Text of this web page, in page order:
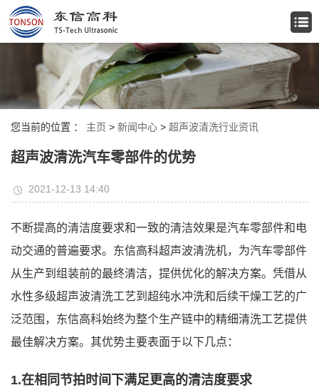
您当前的位置 ： 主页 > 新闻中心 > 超声波清洗行业资讯
超声波清洗汽车零部件的优势
2021-12-13 14:40
不断提高的清洁度要求和一致的清洁效果是汽车零部件和电
动交通的普遍要求。东信高科超声波清洗机，为汽车零部件
从生产到组装前的最终清洁，提供优化的解决方案。凭借从
水性多级超声波清洗工艺到超纯水冲洗和后续干燥工艺的广
泛范围，东信高科始终为整个生产链中的精细清洗工艺提供
最佳解决方案。其优势主要表面于以下几点：
1.在相同节拍时间下满足更高的清洁度要求